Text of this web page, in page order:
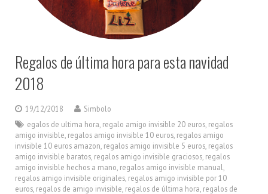
Regalos de última hora para esta navidad
2018
19/12/2018
Simbolo
egalos de ultima hora regalo amigo invisible 20 euros regalos
amigo invisible regalos amigo invisible 10 euros regalos amigo
invisible 10 euros amazon regalos amigo invisible 5 euros regalos
amigo invisible baratos regalos amigo invisible graciosos regalos
amigo invisible hechos a mano regalos amigo invisible manual
regalos amigo invisible originales regalos amigo invisible por 10
euros regalos de amigo invisible regalos de última hora regalos de